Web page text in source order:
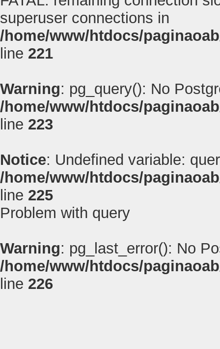
superuser connections in
/home/www/htdocs/
line 221
Warning: pg_query(): No
/home/www/htdocs/
line 223
Notice: Undefined variable:
/home/www/htdocs/
line 225
Problem with query
Warning: pg_last_error(): No
/home/www/htdocs/
line 226